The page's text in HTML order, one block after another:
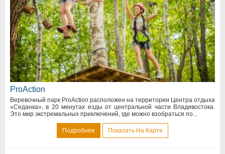
ProAction
Веревочный парк ProAction расположен на территории Центра отдыха
«Седанка», в 20 минутах езды от центральной части Владивостока.
Это мир экстремальных приключений, где можно взобраться по...
Подробнее Показать На Карте